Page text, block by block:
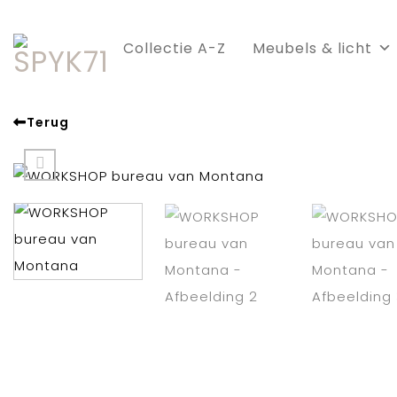
to
content
Collectie A-Z Meubels & licht
Terug